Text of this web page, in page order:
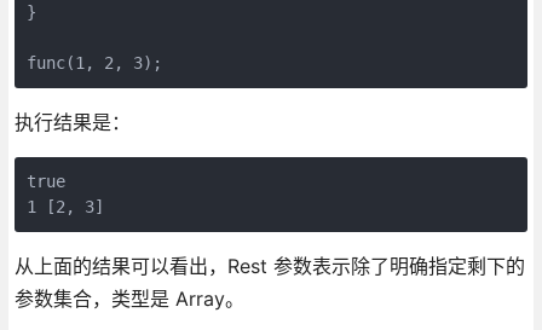
}
func(1, 2, 3);
执行结果是：
true
1 [2, 3]
从上面的结果可以看出，Rest 参数表示除了明确指定剩下的
参数集合，类型是 Array。